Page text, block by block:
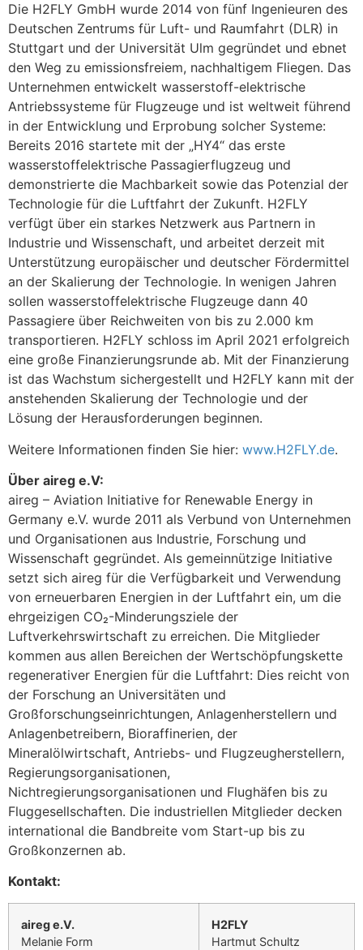
Die H2FLY GmbH wurde 2014 von fünf Ingenieuren des
Deutschen Zentrums für Luft- und Raumfahrt (DLR) in
Stuttgart und der Universität Ulm gegründet und ebnet
den Weg zu emissionsfreiem, nachhaltigem Fliegen. Das
Unternehmen entwickelt wasserstoff-elektrische
Antriebssysteme für Flugzeuge und ist weltweit führend
in der Entwicklung und Erprobung solcher Systeme:
Bereits 2016 startete mit der „HY4“ das erste
wasserstoffelektrische Passagierflugzeug und
demonstrierte die Machbarkeit sowie das Potenzial der
Technologie für die Luftfahrt der Zukunft. H2FLY
verfügt über ein starkes Netzwerk aus Partnern in
Industrie und Wissenschaft, und arbeitet derzeit mit
Unterstützung europäischer und deutscher Fördermittel
an der Skalierung der Technologie. In wenigen Jahren
sollen wasserstoffelektrische Flugzeuge dann 40
Passagiere über Reichweiten von bis zu 2.000 km
transportieren. H2FLY schloss im April 2021 erfolgreich
eine große Finanzierungsrunde ab. Mit der Finanzierung
ist das Wachstum sichergestellt und H2FLY kann mit der
anstehenden Skalierung der Technologie und der
Lösung der Herausforderungen beginnen.
Weitere Informationen finden Sie hier: www.H2FLY.de.
Über aireg e.V:
aireg – Aviation Initiative for Renewable Energy in
Germany e.V. wurde 2011 als Verbund von Unternehmen
und Organisationen aus Industrie, Forschung und
Wissenschaft gegründet. Als gemeinnützige Initiative
setzt sich aireg für die Verfügbarkeit und Verwendung
von erneuerbaren Energien in der Luftfahrt ein, um die
ehrgeizigen CO₂-Minderungsziele der
Luftverkehrswirtschaft zu erreichen. Die Mitglieder
kommen aus allen Bereichen der Wertschöpfungskette
regenerativer Energien für die Luftfahrt: Dies reicht von
der Forschung an Universitäten und
Großforschungseinrichtungen, Anlagenherstellern und
Anlagenbetreibern, Bioraffinerien, der
Mineralölwirtschaft, Antriebs- und Flugzeugherstellern,
Regierungsorganisationen,
Nichtregierungsorganisationen und Flughäfen bis zu
Fluggesellschaften. Die industriellen Mitglieder decken
international die Bandbreite vom Start-up bis zu
Großkonzernen ab.
Kontakt:
aireg e.V.
Melanie Form
H2FLY
Hartmut Schultz